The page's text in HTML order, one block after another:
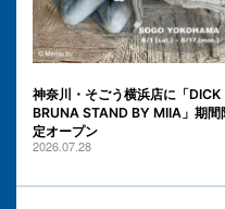
神奈川・そごう横浜店に「DICK
BRUNA STAND BY MIIA」期間
定オープン
2026.07.28